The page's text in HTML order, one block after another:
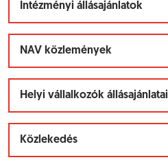
Intézményi állásajánlatok
NAV közlemények
Helyi vállalkozók állásajánlatai
Közlekedés